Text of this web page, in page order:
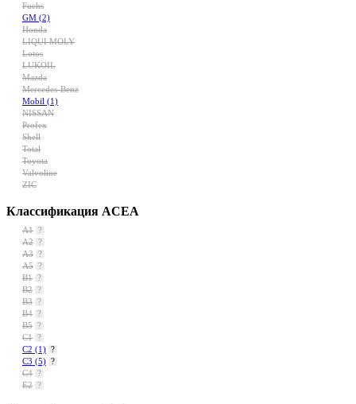
Fuchs
GM (2)
Honda
LIQUI MOLY
Lotos
LUKOIL
Mazda
Mercedes-Benz
Mobil (1)
NISSAN
Profex
Shell
Total
Toyota
Valvoline
ZIC
Классификация ACEA
A1 ?
A2 ?
A3 ?
A5 ?
B1 ?
B2 ?
B3 ?
B4 ?
B5 ?
C1 ?
C2 (1) ?
C3 (5) ?
C4 ?
E2 ?